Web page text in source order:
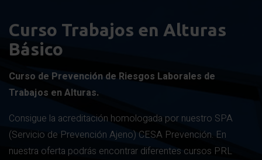
Curso Trabajos en Alturas
Básico
Curso de Prevención de Riesgos Laborales de
Trabajos en Alturas.
Consigue la acreditación homologada por nuestro SPA
(Servicio de Prevención Ajeno) CESA Prevención. En
nuestra oferta podrás encontrar diferentes cursos PRL